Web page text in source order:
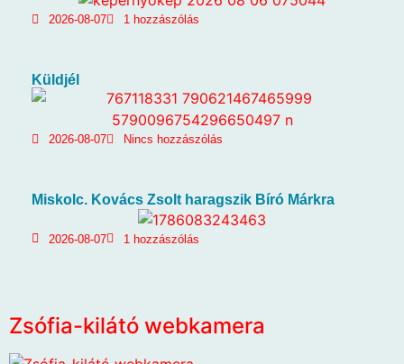
2026-08-07 1 hozzászólás
Küldjél
2026-08-07 Nincs hozzászólás
Miskolc. Kovács Zsolt haragszik Bíró Márkra
2026-08-07 1 hozzászólás
Zsófia-kilátó webkamera